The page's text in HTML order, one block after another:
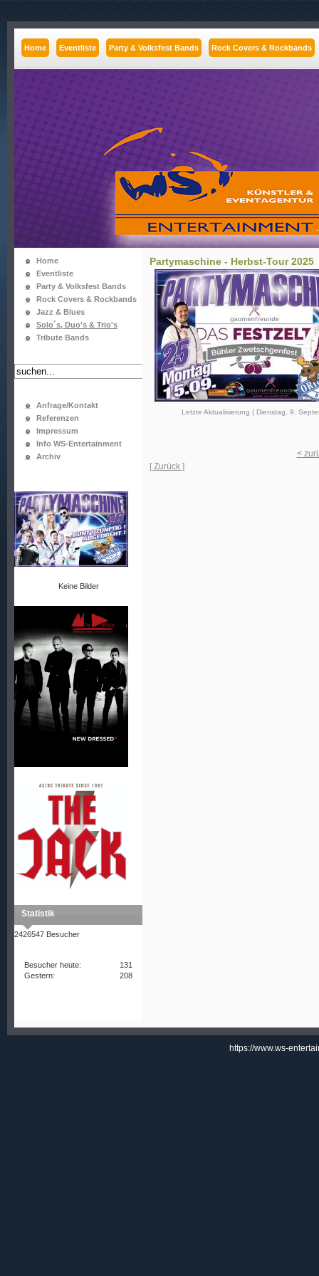
Home Eventliste Party & Volksfest Bands Rock Covers & Rockbands
Home
Eventliste
Party & Volksfest Bands
Rock Covers & Rockbands
Jazz & Blues
Solo´s, Duo's & Trio's
Tribute Bands
Anfrage/Kontakt
Referenzen
Impressum
Info WS-Entertainment
Archiv
Keine Bilder
Statistik
2426547 Besucher
Besucher heute:
131
Gestern:
208
Partymaschine - Herbst-Tour 2025
Letzte Aktualisierung ( Dienstag, 9.
<
[ Zurück ]
https://www.ws-